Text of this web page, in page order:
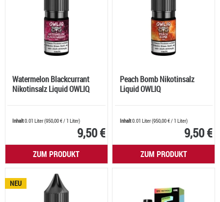
Watermelon Blackcurrant
Nikotinsalz Liquid OWLIQ
Inhalt0.01 Liter(950,00 €/ 1 Liter)
9,50 €
ZUM PRODUKT
Peach Bomb Nikotinsalz
Liquid OWLIQ
Inhalt0.01 Liter(950,00 €/ 1 Liter)
9,50 €
ZUM PRODUKT
NEU